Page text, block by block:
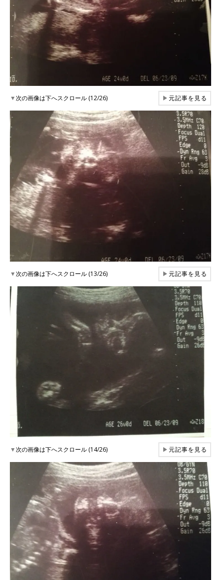
▼次の画像は下へスクロール (12/26) ▶元記事を見る
▼次の画像は下へスクロール (13/26) ▶元記事を見る
▼次の画像は下へスクロール (14/26) ▶元記事を見る